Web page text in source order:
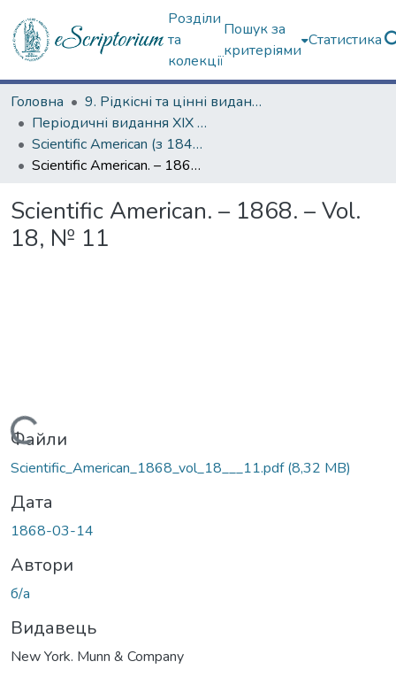
Розділи
та
колекції
Пошук за
критеріями
Статистика
Головна
9. Рідкісні та цінні видання
Періодичні видання ХІХ ст.
Scientific American (з 1845 р.)
Scientific American. – 1868. – Vol. 18, № 11
Scientific American. – 1868. – Vol.
18, № 11
Вантажиться...
Файли
Scientific_American_1868_vol_18___11.pdf(8,32 MB)
Дата
1868-03-14
Автори
б/а
Видавець
New York. Munn & Company